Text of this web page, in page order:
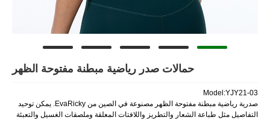
صدر رياضية مبطنة مفتوحة الظهر
صدرية رياضية مبطنة مفتوحة الظهر مصنوعة في الصين من EvaRicky. يمكن توحيد
والتطريز واللافتات المعلقة وملصقات الغسيل والتعبئة